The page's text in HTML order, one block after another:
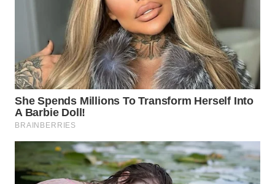
TINGGI
WN
PAKPAK
WN
KARAWANG
WN
BEKASI